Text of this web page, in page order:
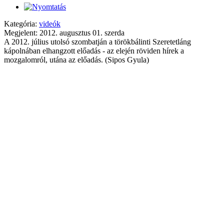
Kategória: videók
Megjelent: 2012. augusztus 01. szerda
A 2012. július utolsó szombatján a törökbálinti Szeretetláng
kápolnában elhangzott előadás - az elején röviden hírek a
mozgalomról, utána az előadás. (Sipos Gyula)